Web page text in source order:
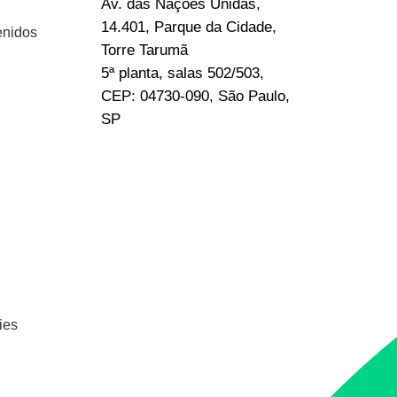
14.401, Parque da Cidade,
Torre Tarumã
5ª planta, salas 502/503,
CEP: 04730-090, São Paulo,
SP